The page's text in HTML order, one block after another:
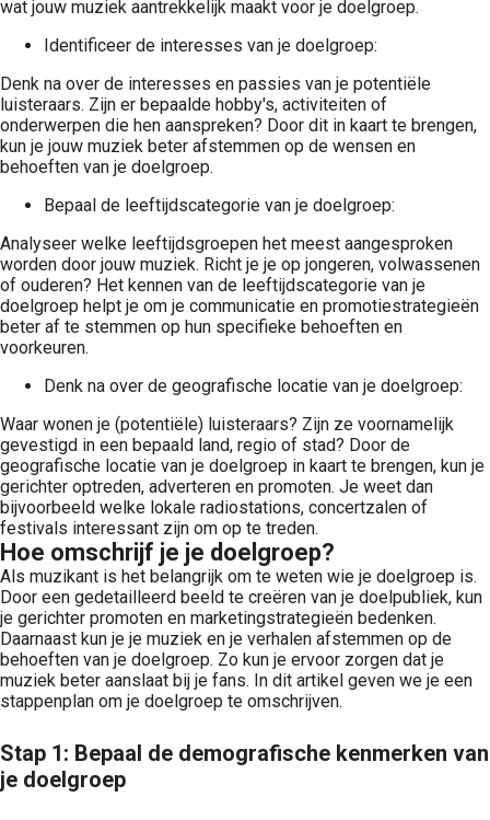
wat jouw muziek aantrekkelijk maakt voor je doelgroep.
Identificeer de interesses van je doelgroep:
Denk na over de interesses en passies van je potentiële
luisteraars. Zijn er bepaalde hobby's, activiteiten of
onderwerpen die hen aanspreken? Door dit in kaart te brengen,
kun je jouw muziek beter afstemmen op de wensen en
behoeften van je doelgroep.
Bepaal de leeftijdscategorie van je doelgroep:
Analyseer welke leeftijdsgroepen het meest aangesproken
worden door jouw muziek. Richt je je op jongeren, volwassenen
of ouderen? Het kennen van de leeftijdscategorie van je
doelgroep helpt je om je communicatie en promotiestrategieën
beter af te stemmen op hun specifieke behoeften en
voorkeuren.
Denk na over de geografische locatie van je doelgroep:
Waar wonen je (potentiële) luisteraars? Zijn ze voornamelijk
gevestigd in een bepaald land, regio of stad? Door de
geografische locatie van je doelgroep in kaart te brengen, kun je
gerichter optreden, adverteren en promoten. Je weet dan
bijvoorbeeld welke lokale radiostations, concertzalen of
festivals interessant zijn om op te treden.
Hoe omschrijf je je doelgroep?
Als muzikant is het belangrijk om te weten wie je doelgroep is.
Door een gedetailleerd beeld te creëren van je doelpubliek, kun
je gerichter promoten en marketingstrategieën bedenken.
Daarnaast kun je je muziek en je verhalen afstemmen op de
behoeften van je doelgroep. Zo kun je ervoor zorgen dat je
muziek beter aanslaat bij je fans. In dit artikel geven we je een
stappenplan om je doelgroep te omschrijven.
Stap 1: Bepaal de demografische kenmerken van
je doelgroep